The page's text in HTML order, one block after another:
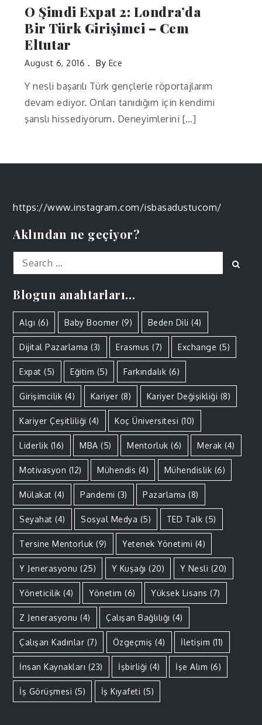
O Şimdi Expat 2: Londra’da
Bir Türk Girişimci – Cem
Eltutar
August 6, 2016 By Ece
Y nesli başarılı Türk gençlerle röportajlarım
devam ediyor. Onları tanıdığım için kendimi
şanslı hissediyorum. Deneyimlerini […]
https://www.instagram.com/isbasadustucom/
Aklından ne geçiyor?
Search
for:
Blogun anahtarları…
Algı (6) Baby Boomer (9) Beden Dili (4)
Dijital Pazarlama (3) Erasmus (7) Exchange (5)
Expat (5) Eğitim (5) Farkındalık (6)
Girişimcilik (4) Kariyer (8) Kariyer Değişikliği (8)
Kariyer Çeşitliliği (4) Koç Üniversitesi (10)
Liderlik (16) MBA (5) Mentorluk (6) Merak (4)
Motivasyon (12) Mühendis (4) Mühendislik (6)
Mülakat (4) Pandemi (3) Pazarlama (8)
Seyahat (4) Sosyal Medya (5) TED Talk (5)
Tersine Mentorluk (9) Yetenek Yönetimi (4)
Y Jenerasyonu (25) Y Kuşağı (20) Y Nesli (20)
Yöneticilik (4) Yönetim (6) Yüksek Lisans (7)
Z Jenerasyonu (4) Çalışan Bağlılığı (4)
Çalışan Kadınlar (7) Özgeçmiş (4) İletişim (11)
İnsan Kaynakları (23) İşbirliği (4) İşe Alım (6)
İş Görüşmesi (5) İş Kıyafeti (5)